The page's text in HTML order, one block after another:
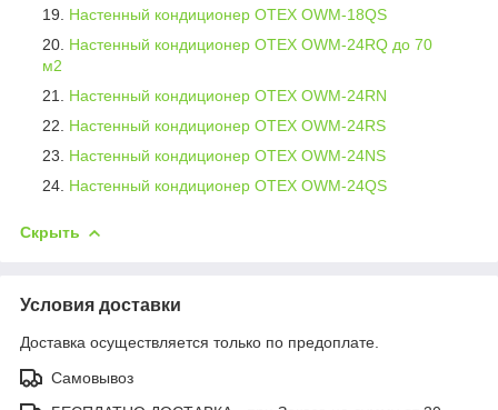
Настенный кондиционер OTEX OWM-18QS
Настенный кондиционер OTEX OWM-24RQ до 70
м2
Настенный кондиционер OTEX OWM-24RN
Настенный кондиционер OTEX OWM-24RS
Настенный кондиционер OTEX OWM-24NS
Настенный кондиционер OTEX OWM-24QS
Скрыть
Условия доставки
Доставка осуществляется только по предоплате.
Самовывоз